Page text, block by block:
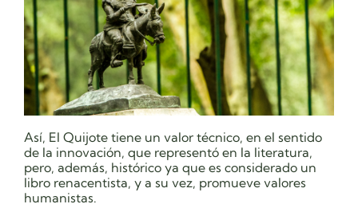
Así, El Quijote tiene un valor técnico, en el sentido
de la innovación, que representó en la literatura,
pero, además, histórico ya que es considerado un
libro renacentista, y a su vez, promueve valores
humanistas.